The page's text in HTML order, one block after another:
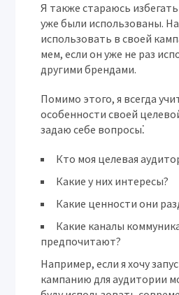
Я также стараюсь
уже были использованы.
использовать в своей
мем, если он уже не раз
другими брендами.
Помимо этого, я всегда
особенности своей
задаю себе вопросы⁚
Кто моя целевая
Какие у них интересы?
Какие ценности они
Какие каналы
предпочитают?
Например, если я хочу
кампанию для аудитории